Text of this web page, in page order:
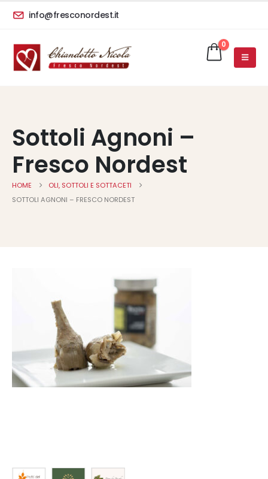
info@fresconordest.it
0
Sottoli Agnoni –
Fresco Nordest
HOME
OLI, SOTTOLI E SOTTACETI
SOTTOLI AGNONI – FRESCO NORDEST